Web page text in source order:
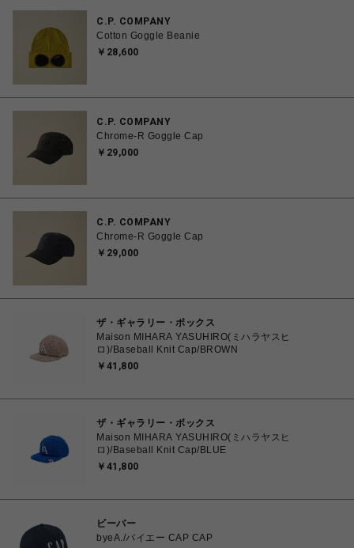
C.P. COMPANY
Cotton Goggle Beanie
￥28,600
C.P. COMPANY
Chrome-R Goggle Cap
￥29,000
C.P. COMPANY
Chrome-R Goggle Cap
￥29,000
ザ・ギャラリー・ボックス
Maison MIHARA YASUHIRO(ミハラヤスヒ
ロ)/Baseball Knit Cap/BROWN
￥41,800
ザ・ギャラリー・ボックス
Maison MIHARA YASUHIRO(ミハラヤスヒ
ロ)/Baseball Knit Cap/BLUE
￥41,800
ビーバー
byeA./バイエー CAP CAP